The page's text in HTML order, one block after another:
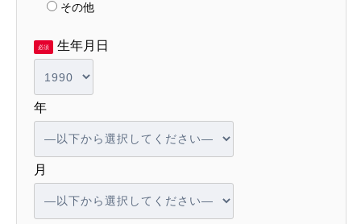
その他
必須 生年月日
年
月